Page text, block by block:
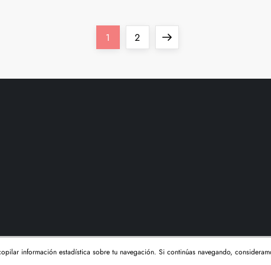
Página
1 Página
2
Siguiente
Tema Cube Blog deKantipur Themes
información estadística sobre tu navegación. Si continúas navegando,